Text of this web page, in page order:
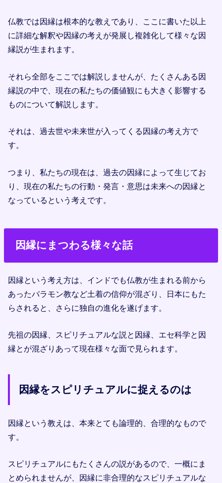
仏教では因縁は根本的な教えであり、ここに書いた以上
に詳細な解釈や因縁の考えが発展し複雑化して様々な因
縁説が生まれます。
それら全部をここでは解説しませんが、たくさんある因
縁説の中で、現在の私たちの価値観にも大きく影響する
ものについて解説します。
それは、過去世や未来世が入ってくる因縁の考え方で
す。
つまり、私たちの現在は、過去の因縁によって生じてお
り、現在の私たちの行動・発言・意思は未来への因縁と
なっているという考えです。
因縁にまつわる様々な話
因縁という考え方は、インドでも仏教が生まれる前から
あったバラモン教など土着の信仰が混ざり、日本にもた
らされると、さらに独自の進化を遂げます。
先祖の因縁、スピリチュアルな説と因縁、エセ科学と因
縁とが混ざりあって現在様々な面で見られます。
因縁をスピリチュアルに捉えるのは
因縁という教えは、本来とても論理的、合理的なもので
す。
スピリチュアルにもたくさんの説があるので、一概にま
とめられませんが、因縁に非合理的なスピリチュアルな